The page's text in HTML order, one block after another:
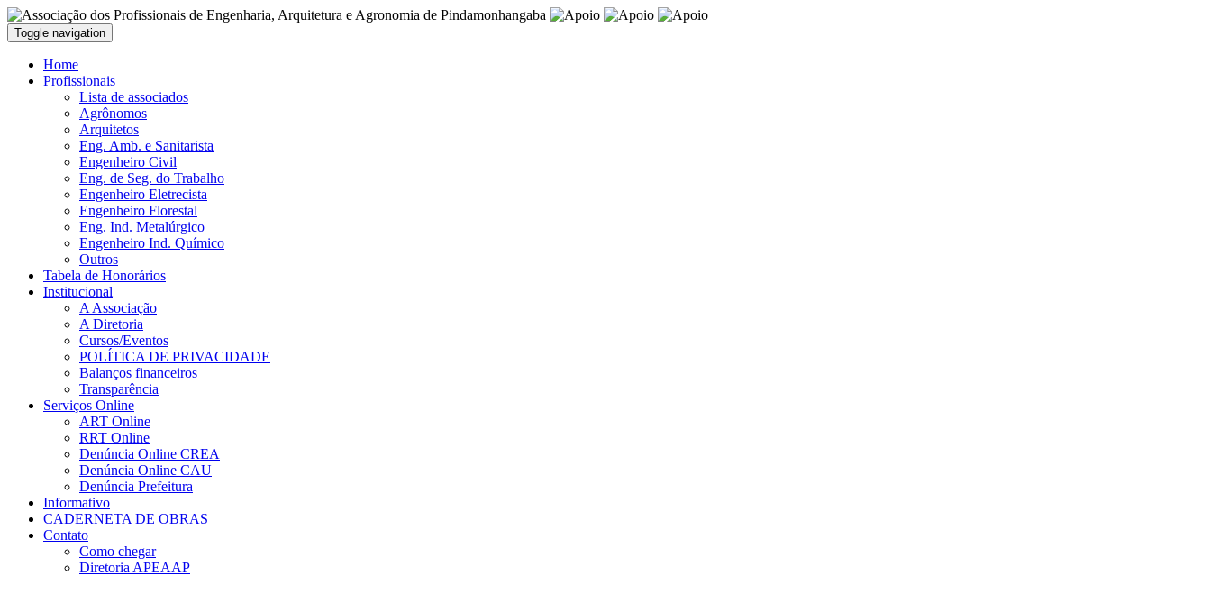
Toggle navigation
Home
Profissionais
Lista de associados
Agrônomos
Arquitetos
Eng. Amb. e Sanitarista
Engenheiro Civil
Eng. de Seg. do Trabalho
Engenheiro Eletrecista
Engenheiro Florestal
Eng. Ind. Metalúrgico
Engenheiro Ind. Químico
Outros
Tabela de Honorários
Institucional
A Associação
A Diretoria
Cursos/Eventos
POLÍTICA DE PRIVACIDADE
Balanços financeiros
Transparência
Serviços Online
ART Online
RRT Online
Denúncia Online CREA
Denúncia Online CAU
Denúncia Prefeitura
Informativo
CADERNETA DE OBRAS
Contato
Como chegar
Diretoria APEAAP